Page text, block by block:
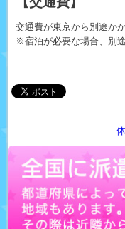
交通費が東京から別途かか
※宿泊が必要な場合、別